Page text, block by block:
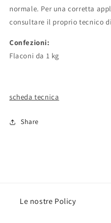
normale. Per una corretta
consultare il proprio tecnico
Confezioni:
Flaconi da 1 kg
scheda tecnica
Share
Le nostre Policy